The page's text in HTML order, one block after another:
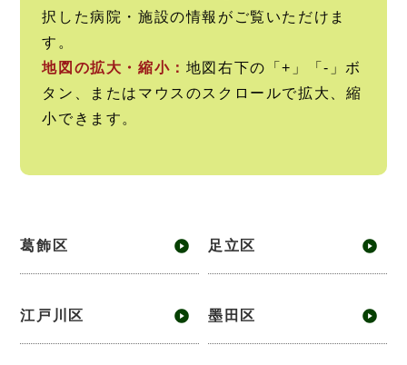
択した病院・施設の情報がご覧いただけま
す。
地図の拡大・縮小： 地図右下の「+」「-」ボ
タン、またはマウスのスクロールで拡大、縮
小できます。
葛飾区 足立区
江戸川区 墨田区